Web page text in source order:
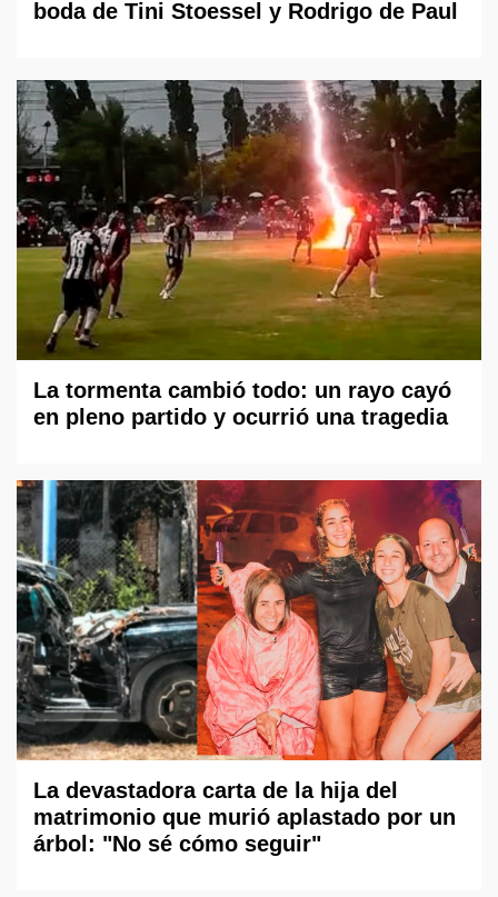
boda de Tini Stoessel y Rodrigo de Paul
La tormenta cambió todo: un rayo cayó
en pleno partido y ocurrió una tragedia
La devastadora carta de la hija del
matrimonio que murió aplastado por un
árbol: "No sé cómo seguir"